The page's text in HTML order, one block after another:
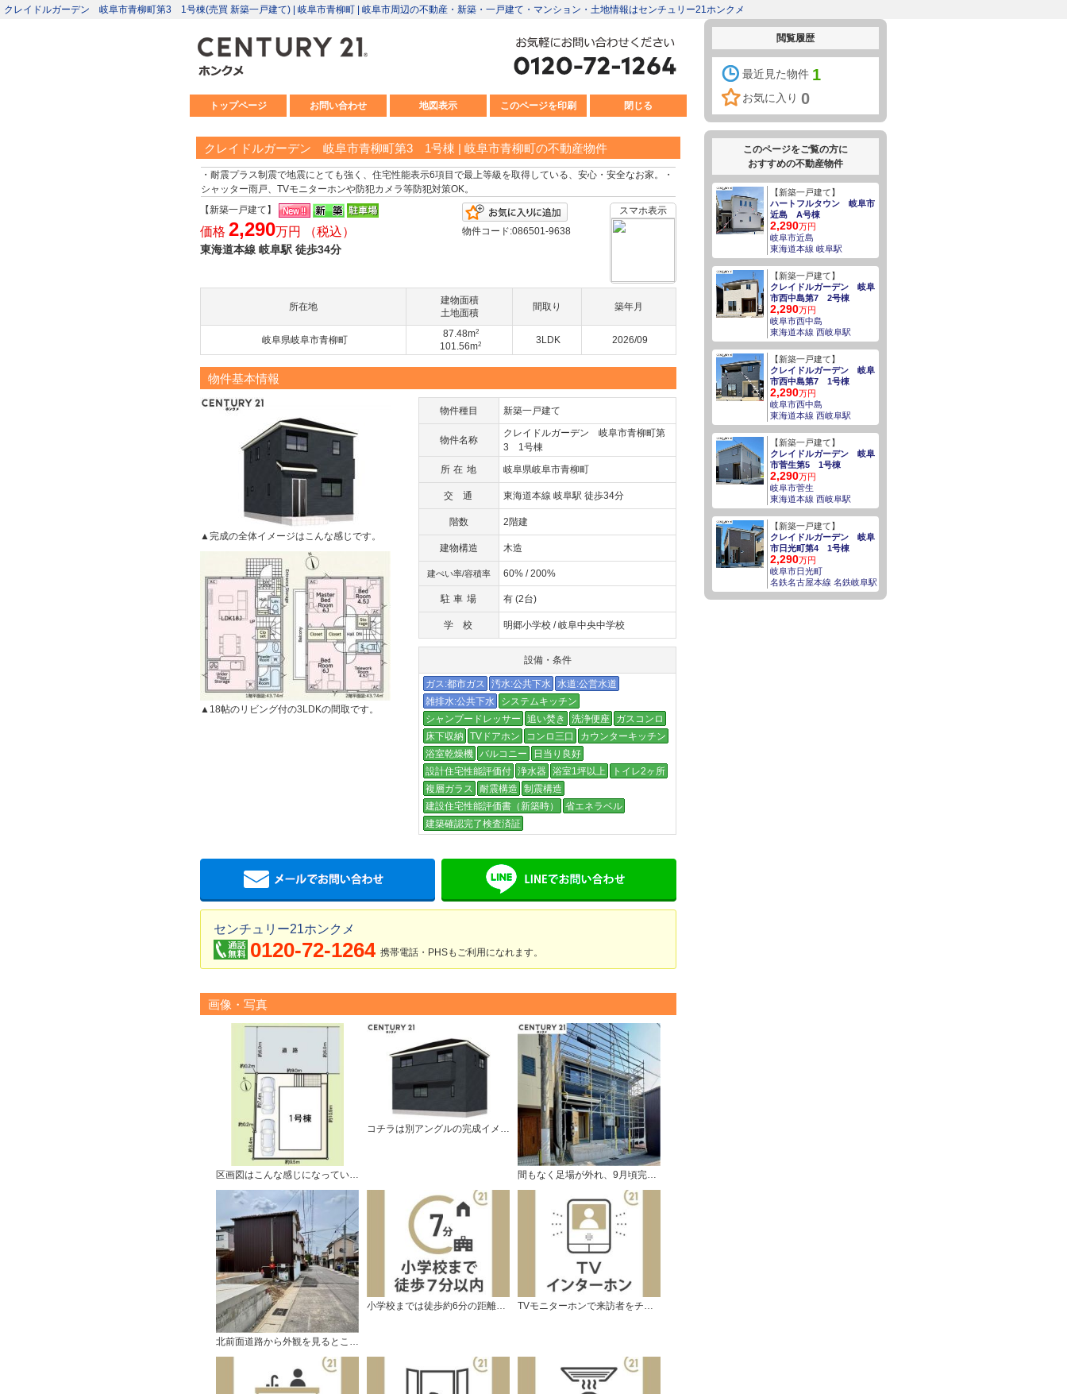
クレイドルガーデン 岐阜市青柳町第3 1号棟(売買 新築一戸建て) | 岐阜市青柳町 | 岐阜市周辺の不動産・新築・一戸建て・マンション・土地情報はセンチュリー21ホンクメ
トップページ お問い合わせ 地図表示 このページを印刷 閉じる
クレイドルガーデン 岐阜市青柳町第3 1号棟 | 岐阜市青柳町の不動産物件
・耐震プラス制震で地震にとても強く、住宅性能表示6項目で最上等級を取得している、安心・安全なお家。・
シャッター雨戸、TVモニターホンや防犯カメラ等防犯対策OK。
【新築一戸建て】
価格 2,290万円 （税込）
東海道本線 岐阜駅 徒歩34分
スマホ表示
お気に入りに追加
物件コード:086501-9638
所在地
建物面積
土地面積
間取り 築年月
岐阜県岐阜市青柳町
87.48m2
101.56m2 3LDK 2026/09
物件基本情報
▲完成の全体イメージはこんな感じです。
▲18帖のリビング付の3LDKの間取です。
物件種目 新築一戸建て
物件名称
クレイドルガーデン 岐阜市青柳町第
3 1号棟
所在地
岐阜県岐阜市青柳町
交通 東海道本線 岐阜駅 徒歩34分
階数 2階建
建物構造 木造
建ぺい率/容積率 60% / 200%
駐車場 有 (2台)
学校 明郷小学校 / 岐阜中央中学校
設備・条件
ガス:都市ガス 汚水:公共下水 水道:公営水道
雑排水:公共下水
システムキッチン
シャンプードレッサー
追い焚き 洗浄便座
ガスコンロ
床下収納
TVドアホン コンロ三口
カウンターキッチン
浴室乾燥機 バルコニー
日当り良好
設計住宅性能評価付 浄水器 浴室1坪以上
トイレ2ヶ所
複層ガラス
耐震構造
制震構造
建設住宅性能評価書（新築時）
省エネラベル
建築確認完了検査済証
メールでお問い合わせ
センチュリー21ホンクメ
0120-72-1264 携帯電話・PHSもご利用になれます。
画像・写真
区画図はこんな感じになっています。 間もなく足場が外れ、9月頃完成予定です。
北前面道路から外観を見るとこんな感じ。
小学校までは徒歩約6分の距離です。 TVモニターホンで来訪者をチェック。
閲覧履歴
最近見た物件 1
お気に入り 0
このページをご覧の方に
おすすめの不動産物件
【新築一戸建て】
ハートフルタウン 岐阜市
近島 A号棟
2,290万円
岐阜市近島
東海道本線 岐阜駅
【新築一戸建て】
クレイドルガーデン 岐阜
市西中島第7 2号棟
2,290万円
岐阜市西中島
東海道本線 西岐阜駅
【新築一戸建て】
クレイドルガーデン 岐阜
市西中島第7 1号棟
2,290万円
岐阜市西中島
東海道本線 西岐阜駅
【新築一戸建て】
クレイドルガーデン 岐阜
市菅生第5 1号棟
2,290万円
岐阜市菅生
東海道本線 西岐阜駅
【新築一戸建て】
クレイドルガーデン 岐阜
市日光町第4 1号棟
2,290万円
岐阜市日光町
名鉄名古屋本線 名鉄岐阜駅